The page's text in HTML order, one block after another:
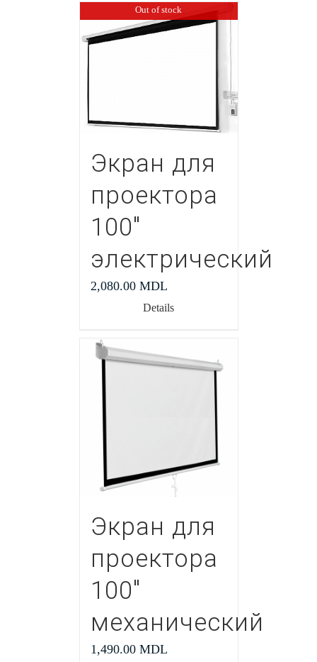
Out of stock
Экран для
проектора
100″
электрический
2,080.00 MDL
Details
Экран для
проектора
100″
механический
1,490.00 MDL